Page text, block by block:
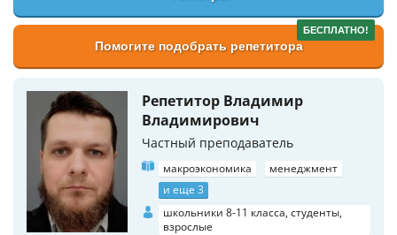
БЕСПЛАТНО!
Помогите подобрать репетитора
Репетитор Владимир
Владимирович
Частный преподаватель
макроэкономика
менеджмент
и еще 3
школьники 8-11 класса, студенты,
взрослые